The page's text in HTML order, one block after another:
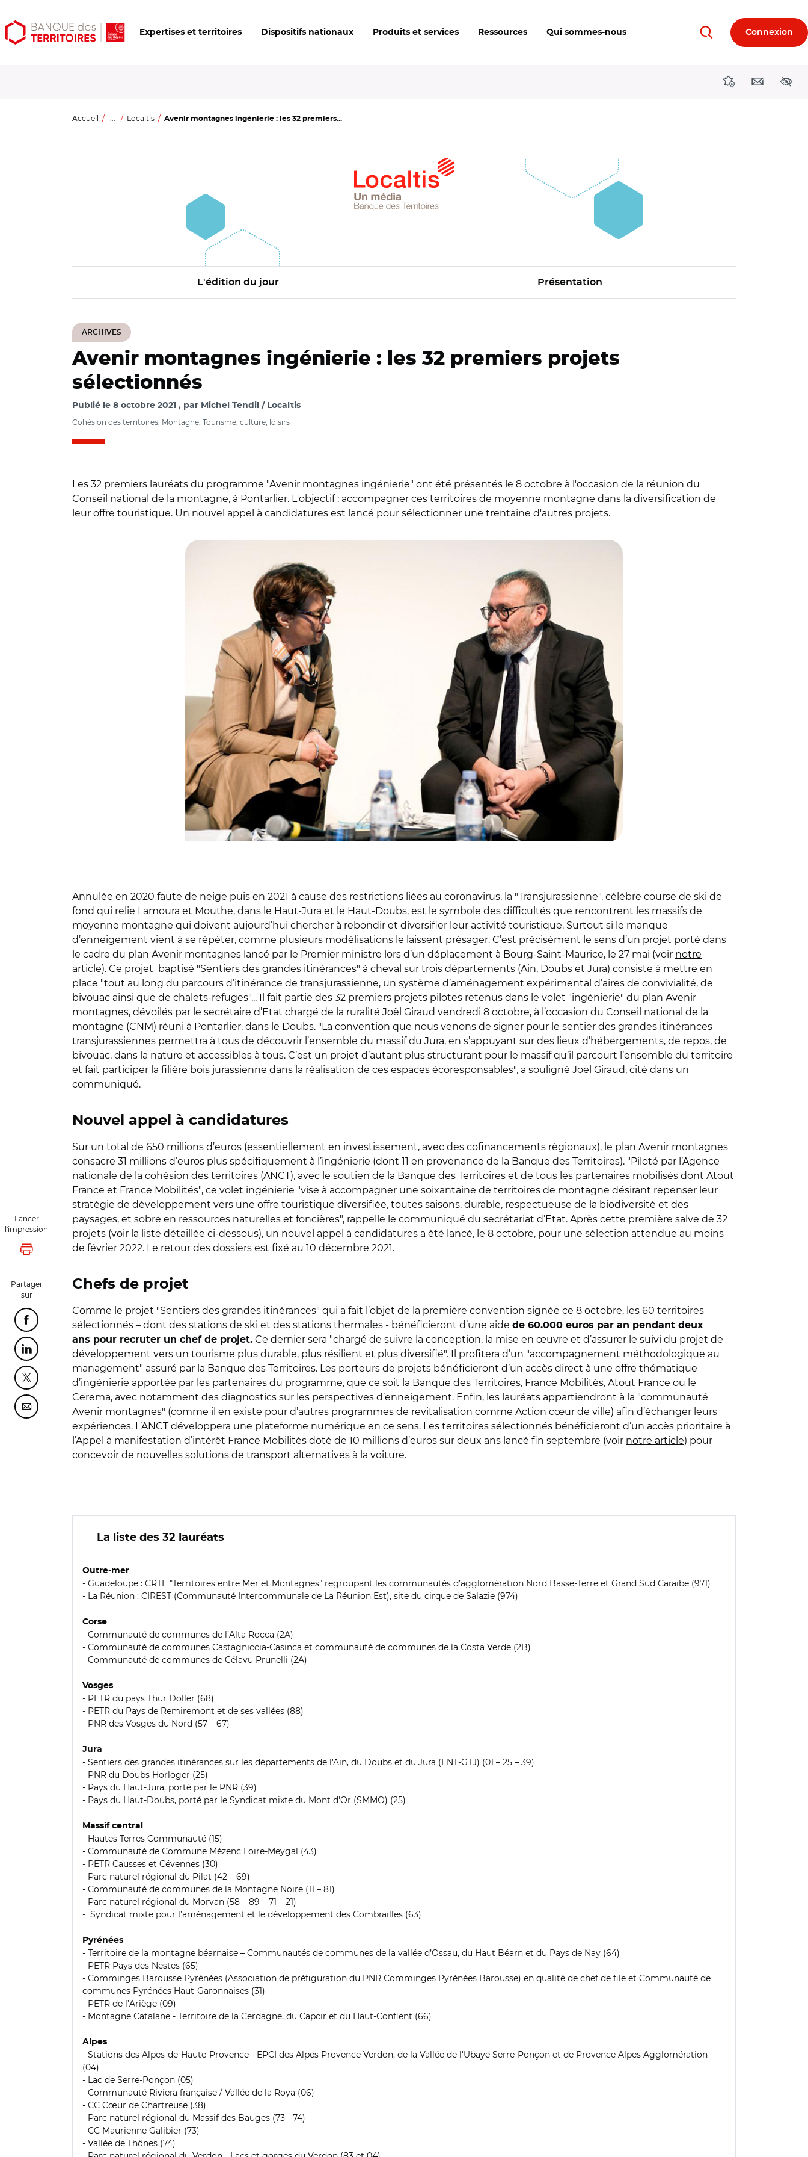
Aller
au
Aller
au
Ouvrir
les
Expertises et territoires Dispositifs nationaux Produits et services Ressources Qui sommes-nous RechercherConnexion
DirectionsContact
Accueil ... Localtis Avenir montagnes ingénierie : les 32 premiers...
L'édition du jour Présentation
ARCHIVES
Lancer
l'impression
Lancer l'impression
Partager
sur
Partager cette page sur Facebook
Partager cette page sur Linkedin
Partager cette page sur Twitter
Partager cette page sur Courriel
Avenir montagnes ingénierie : les 32 premiers projets
sélectionnés
Publié le 8 octobre 2021 par Michel Tendil / Localtis
Cohésion des territoires, Montagne, Tourisme, culture, loisirs
Les 32 premiers lauréats du programme "Avenir montagnes ingénierie" ont été présentés le 8 octobre à l'occasion de la réunion du
Conseil national de la montagne, à Pontarlier. L'objectif : accompagner ces territoires de moyenne montagne dans la diversification de
leur offre touristique. Un nouvel appel à candidatures est lancé pour sélectionner une trentaine d'autres projets.
Annulée en 2020 faute de neige puis en 2021 à cause des restrictions liées au coronavirus, la "Transjurassienne", célèbre course de ski de
fond qui relie Lamoura et Mouthe, dans le Haut-Jura et le Haut-Doubs, est le symbole des difficultés que rencontrent les massifs de
moyenne montagne qui doivent aujourd’hui chercher à rebondir et diversifier leur activité touristique. Surtout si le manque
d’enneigement vient à se répéter, comme plusieurs modélisations le laissent présager. C’est précisément le sens d’un projet porté dans
le cadre du plan Avenir montagnes lancé par le Premier ministre lors d’un déplacement à Bourg-Saint-Maurice, le 27 mai (voir notre
article). Ce projet baptisé "Sentiers des grandes itinérances" à cheval sur trois départements (Ain, Doubs et Jura) consiste à mettre en
place "tout au long du parcours d’itinérance de transjurassienne, un système d’aménagement expérimental d’aires de convivialité, de
bivouac ainsi que de chalets-refuges"... Il fait partie des 32 premiers projets pilotes retenus dans le volet "ingénierie" du plan Avenir
montagnes, dévoilés par le secrétaire d’Etat chargé de la ruralité Joël Giraud vendredi 8 octobre, à l’occasion du Conseil national de la
montagne (CNM) réuni à Pontarlier, dans le Doubs. "La convention que nous venons de signer pour le sentier des grandes itinérances
transjurassiennes permettra à tous de découvrir l’ensemble du massif du Jura, en s’appuyant sur des lieux d’hébergements, de repos, de
bivouac, dans la nature et accessibles à tous. C’est un projet d’autant plus structurant pour le massif qu’il parcourt l’ensemble du territoire
et fait participer la filière bois jurassienne dans la réalisation de ces espaces écoresponsables", a souligné Joël Giraud, cité dans un
communiqué.
Nouvel appel à candidatures
Sur un total de 650 millions d’euros (essentiellement en investissement, avec des cofinancements régionaux), le plan Avenir montagnes
consacre 31 millions d’euros plus spécifiquement à l’ingénierie (dont 11 en provenance de la Banque des Territoires). "Piloté par l’Agence
nationale de la cohésion des territoires (ANCT), avec le soutien de la Banque des Territoires et de tous les partenaires mobilisés dont Atout
France et France Mobilités", ce volet ingénierie "vise à accompagner une soixantaine de territoires de montagne désirant repenser leur
stratégie de développement vers une offre touristique diversifiée, toutes saisons, durable, respectueuse de la biodiversité et des
paysages, et sobre en ressources naturelles et foncières", rappelle le communiqué du secrétariat d’Etat. Après cette première salve de 32
projets (voir la liste détaillée ci-dessous), un nouvel appel à candidatures a été lancé, le 8 octobre, pour une sélection attendue au moins
de février 2022. Le retour des dossiers est fixé au 10 décembre 2021.
Chefs de projet
Comme le projet "Sentiers des grandes itinérances" qui a fait l’objet de la première convention signée ce 8 octobre, les 60 territoires
sélectionnés – dont des stations de ski et des stations thermales - bénéficieront d’une aide de 60.000 euros par an pendant deux
ans pour recruter un chef de projet. Ce dernier sera "chargé de suivre la conception, la mise en œuvre et d’assurer le suivi du projet de
développement vers un tourisme plus durable, plus résilient et plus diversifié". Il profitera d’un "accompagnement méthodologique au
management" assuré par la Banque des Territoires. Les porteurs de projets bénéficieront d’un accès direct à une offre thématique
d’ingénierie apportée par les partenaires du programme, que ce soit la Banque des Territoires, France Mobilités, Atout France ou le
Cerema, avec notamment des diagnostics sur les perspectives d’enneigement. Enfin, les lauréats appartiendront à la "communauté
Avenir montagnes" (comme il en existe pour d’autres programmes de revitalisation comme Action cœur de ville) afin d’échanger leurs
expériences. L’ANCT développera une plateforme numérique en ce sens. Les territoires sélectionnés bénéficieront d’un accès prioritaire à
l’Appel à manifestation d’intérêt France Mobilités doté de 10 millions d’euros sur deux ans lancé fin septembre (voir notre article) pour
concevoir de nouvelles solutions de transport alternatives à la voiture.
La liste des 32 lauréats
Outre-mer
- Guadeloupe : CRTE "Territoires entre Mer et Montagnes" regroupant les communautés d’agglomération Nord Basse-Terre et Grand Sud Caraïbe (971)
- La Réunion : CIREST (Communauté Intercommunale de La Réunion Est), site du cirque de Salazie (974)
Corse
- Communauté de communes de l’Alta Rocca (2A)
- Communauté de communes Castagniccia-Casinca et communauté de communes de la Costa Verde (2B)
- Communauté de communes de Célavu Prunelli (2A)
Vosges
- PETR du pays Thur Doller (68)
- PETR du Pays de Remiremont et de ses vallées (88)
- PNR des Vosges du Nord (57 – 67)
Jura
- Sentiers des grandes itinérances sur les départements de l'Ain, du Doubs et du Jura (ENT-GTJ) (01 – 25 – 39)
- PNR du Doubs Horloger (25)
- Pays du Haut-Jura, porté par le PNR (39)
- Pays du Haut-Doubs, porté par le Syndicat mixte du Mont d'Or (SMMO) (25)
Massif central
- Hautes Terres Communauté (15)
- Communauté de Commune Mézenc Loire-Meygal (43)
- PETR Causses et Cévennes (30)
- Parc naturel régional du Pilat (42 – 69)
- Communauté de communes de la Montagne Noire (11 – 81)
- Parc naturel régional du Morvan (58 – 89 – 71 – 21)
- Syndicat mixte pour l’aménagement et le développement des Combrailles (63)
Pyrénées
- Territoire de la montagne béarnaise – Communautés de communes de la vallée d’Ossau, du Haut Béarn et du Pays de Nay (64)
- PETR Pays des Nestes (65)
- Comminges Barousse Pyrénées (Association de préfiguration du PNR Comminges Pyrénées Barousse) en qualité de chef de file et Communauté de
communes Pyrénées Haut-Garonnaises (31)
- PETR de l’Ariège (09)
- Montagne Catalane - Territoire de la Cerdagne, du Capcir et du Haut-Conflent (66)
Alpes
- Stations des Alpes-de-Haute-Provence - EPCI des Alpes Provence Verdon, de la Vallée de l'Ubaye Serre-Ponçon et de Provence Alpes Agglomération
(04)
- Lac de Serre-Ponçon (05)
- Communauté Riviera française / Vallée de la Roya (06)
- CC Cœur de Chartreuse (38)
- Parc naturel régional du Massif des Bauges (73 - 74)
- CC Maurienne Galibier (73)
- Vallée de Thônes (74)